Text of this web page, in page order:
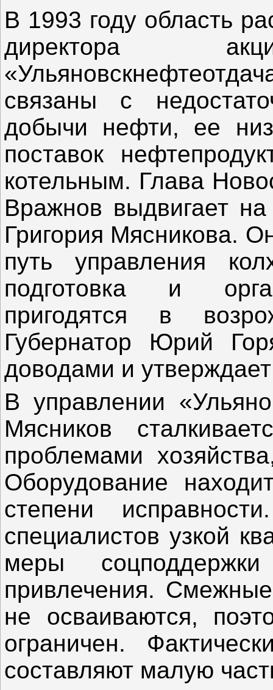
В 1993 году область
директора
связаны с
добычи нефти, ее
поставок
котельным. Глава
Вражнов выдвигает
Григория Мясникова.
путь управления
подготовка и
пригодятся в
Губернатор Юрий
доводами и
В управлении
Мясников
проблемами
Оборудование
степени
специалистов узкой
меры
привлечения.
не осваиваются,
ограничен.
составляют малую